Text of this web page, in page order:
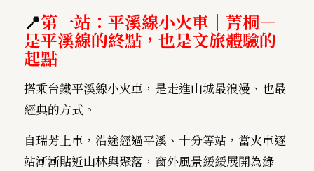
📍第一站：平溪線小火車｜菁桐—
是平溪線的終點，也是文旅體驗的
起點
搭乘台鐵平溪線小火車，是走進山城最浪漫、也最
經典的方式。
自瑞芳上車，沿途經過平溪、十分等站，當火車逐
站漸漸貼近山林與聚落，窗外風景緩緩展開為綠